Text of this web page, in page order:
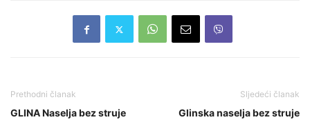
Prethodni članak
GLINA Naselja bez struje
Sljedeći članak
Glinska naselja bez struje